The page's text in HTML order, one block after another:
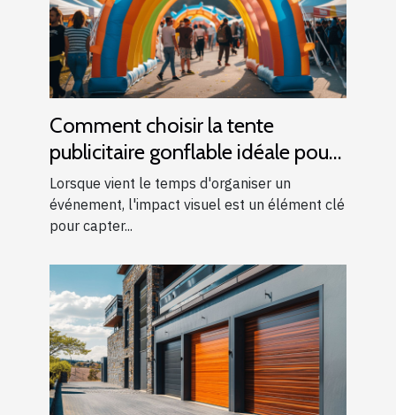
Comment choisir la tente
publicitaire gonflable idéale pour
vos événements
Lorsque vient le temps d'organiser un
événement, l'impact visuel est un élément clé
pour capter...